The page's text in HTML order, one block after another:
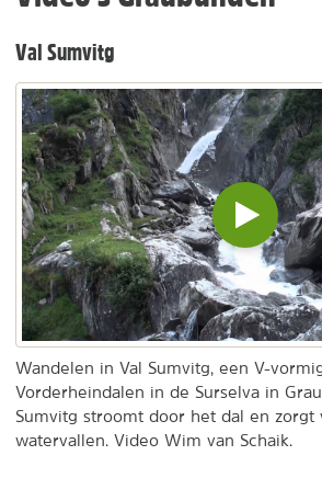
Val Sumvitg
Video
inladen
en
afspelen
Wandelen in Val Sumvitg, een V-
Vorderheindalen in de Surselva in
Sumvitg stroomt door het dal en zorgt
watervallen. Video Wim van Schaik.